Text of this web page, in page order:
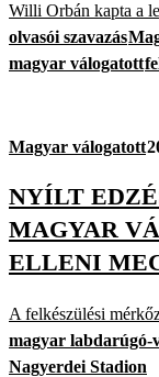
Willi Orbán kapta a
olvasói szavazás
magyar válogatott
Magyar válogatott
NYÍLT
MAGYAR
ELLENI
A felkészülési
magyar labdarúgó-
Nagyerdei Stadion